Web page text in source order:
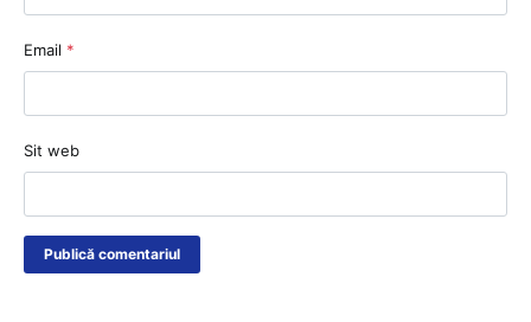
Email *
Sit web